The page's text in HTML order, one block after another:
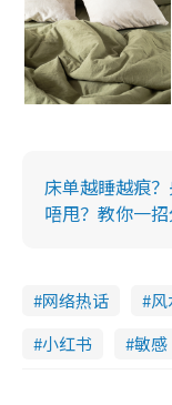
床单越睡越痕
唔甩？教你一
网络热话
小红书
敏感